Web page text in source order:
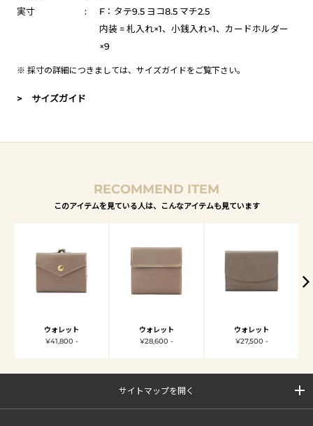
実寸
:
F：タテ9.5 ヨコ8.5 マチ2.5
内装 = 札入れ×1、小銭入れ×1、カードホルダー
×9
※ 採寸の詳細につきましては、 サイズガイドをご覧下さい。
> サイズガイド
RECOMMEND ITEM
このアイテムを見ている人は、こんなアイテムも見ています
ウォレット
¥41,800 -
ウォレット
¥28,600 -
ウォレット
¥27,500 -
サイトマップを開く